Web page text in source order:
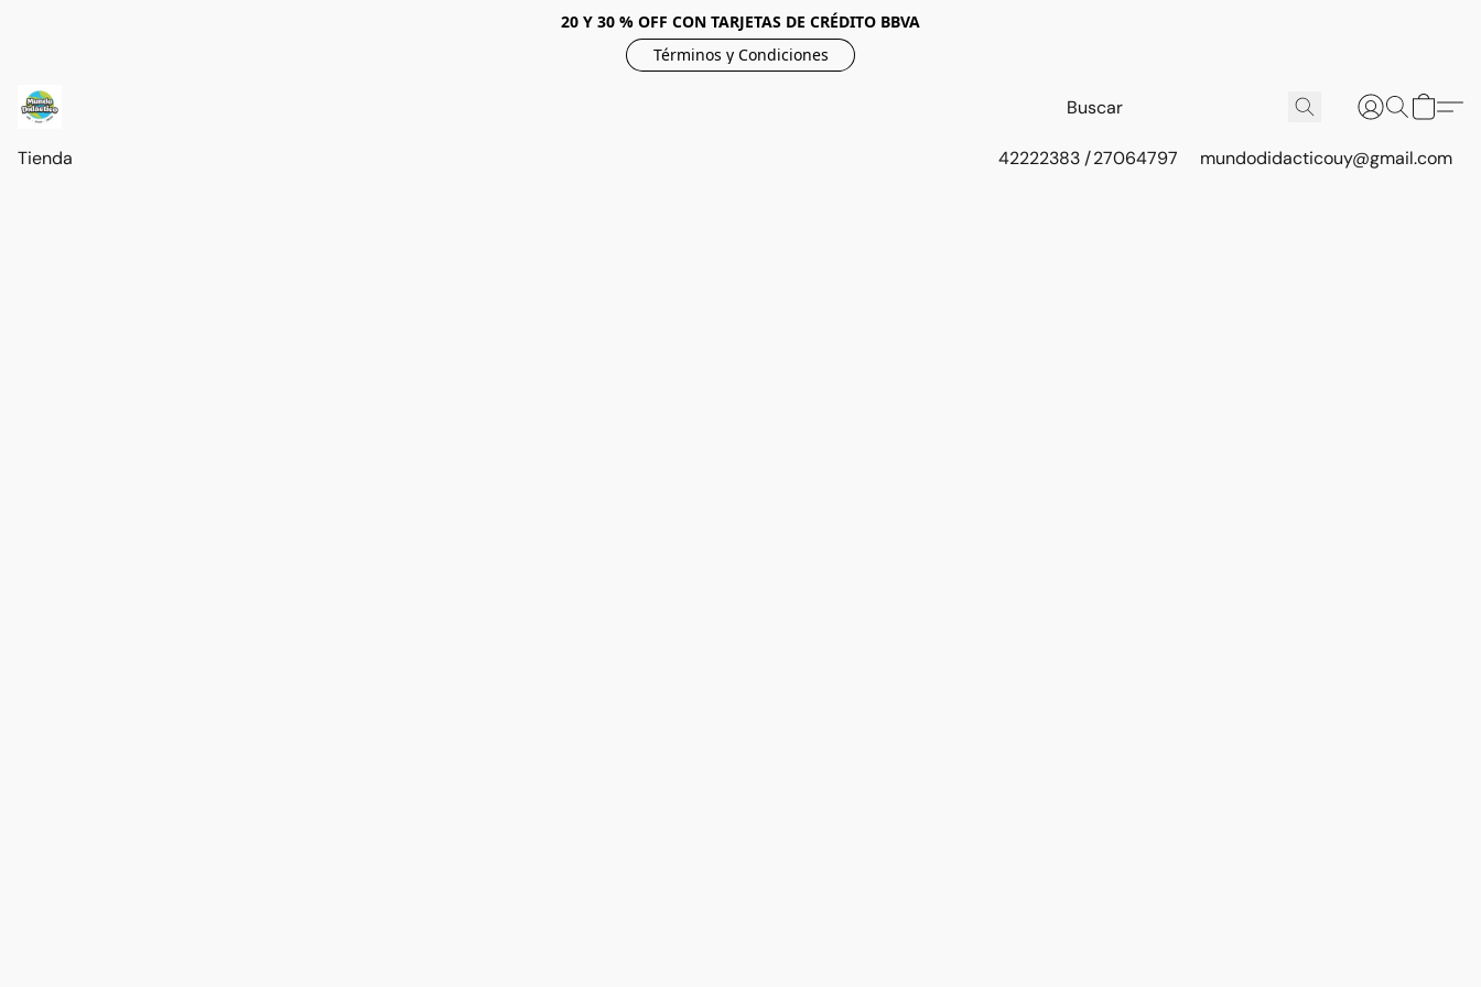
20 Y 30 % OFF CON TARJETAS DE CRÉDITO BBVA
Términos y Condiciones
Tienda 42222383 / 27064797 mundodidacticouy@gmail.com